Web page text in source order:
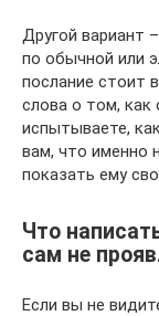
Другой вариант
по обычной или
послание стоит
слова о том, как
испытываете,
вам, что именно
показать ему
Что
сам не
Если вы не